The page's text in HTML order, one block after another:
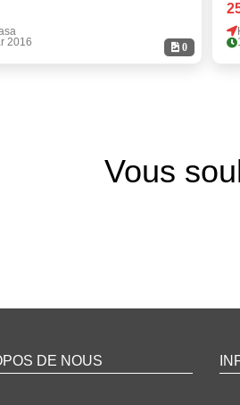
0
2016
Vous
DE NOUS